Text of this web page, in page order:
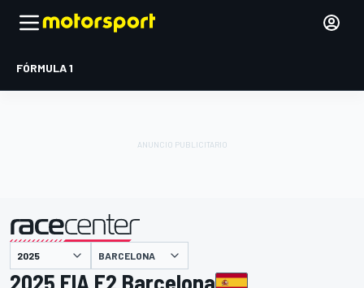
FÓRMULA 1
presentado por BARCELONA
2025 FIA F2 Barcelona